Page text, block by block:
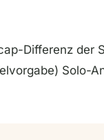
Differenz der
Solo-